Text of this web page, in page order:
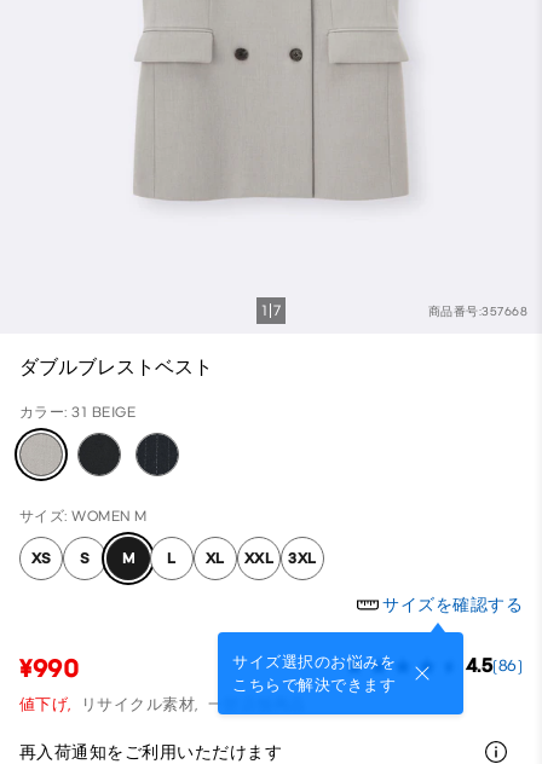
商品番号:357668
1 7
ダブルブレストベスト
カラー: 31 BEIGE
サイズ: WOMEN M
XS S M L XL XXL 3XL
サイズを確認する
サイズ選択のお悩みを
こちらで解決できます
¥990 4.5(86)
値下げ, リサイクル素材, 一部店舗商品
再入荷通知をご利用いただけます